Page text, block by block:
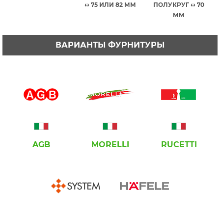
↔ 75 ИЛИ 82 ММ
ПОЛУКРУГ ↔ 70
ММ
ВАРИАНТЫ ФУРНИТУРЫ
AGB MORELLI RUCETTI